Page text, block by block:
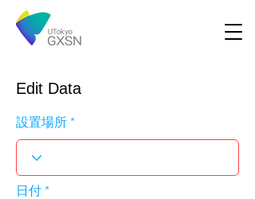
Edit Data
設置場所
日付 *r